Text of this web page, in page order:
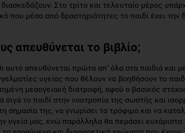
Στο τρίτο και τελευταίο μέρος
που μέσα από δραστηριότητες το παιδί έχει την
απευθύνεται το βιβλίο;
αυτό απευθύνεται πρώτα απ’ όλα στα παιδιά και
υγείας που θέλουν να βοηθήσουν το
μεσογειακή διατροφή, αφού ο βασικός
σιγά το παιδί στην νοοτροπία της σωστής και
σημασία της, να γνωρίσει τα τρόφιμα και να
υγεία μας, ενώ παράλληλα θα περάσει